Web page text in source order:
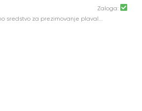
Zaloga:
sredstvo za prezimovanje plaval...